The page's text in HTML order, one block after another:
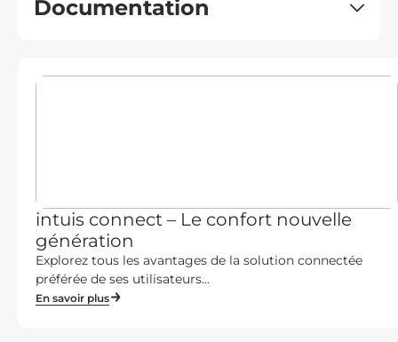
Documentation
intuis connect – Le confort nouvelle
génération
Explorez tous les avantages de la solution connectée
préférée de ses utilisateurs...
En savoir plus